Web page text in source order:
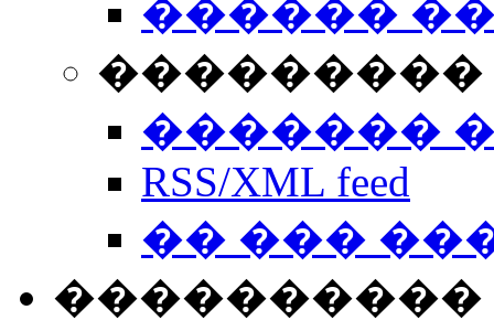
������
���������
�������
RSS/XML feed
�� ���
����������